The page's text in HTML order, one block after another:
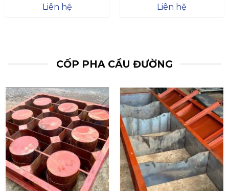
Được xếp
5
Liên hệ
Được xếp
5
Liên hệ
CỐP PHA CẦU ĐƯỜNG